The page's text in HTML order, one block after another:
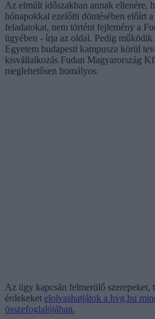
Az elmúlt időszakban annak ellenére,
hónapokkal ezelőtti döntésében előírt a
feladatokat, nem történt fejlemény a
ügyében - írja az oldal. Pedig működik
Egyetem budapesti kampusza körül
kisvállalkozás Fudan Magyarország
meglehetősen homályos.
Az ügy kapcsán felmerülő szerepeket,
érdekeket elolvashatjátok a hvg.hu
összefoglalójában.